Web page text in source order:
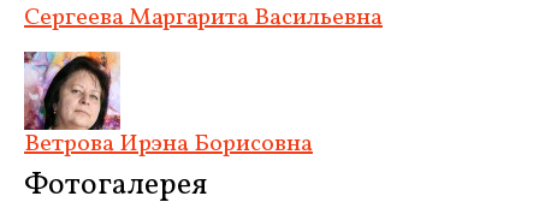
Сергеева Маргарита Васильевна
Ветрова Ирэна Борисовна
Фотогалерея